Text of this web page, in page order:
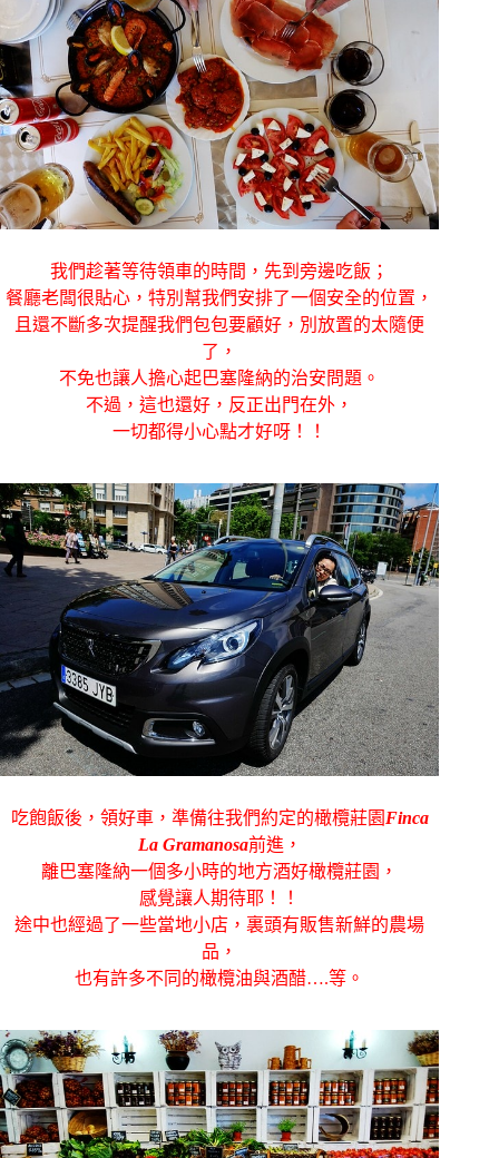
我們趁著等待領車的時間，先到旁邊吃飯；
餐廳老闆很貼心，特別幫我們安排了一個安全的位置，
且還不斷多次提醒我們包包要顧好，別放置的太隨便
了，
不免也讓人擔心起巴塞隆納的治安問題。
不過，這也還好，反正出門在外，
一切都得小心點才好呀！！
吃飽飯後，領好車，準備往我們約定的橄欖莊園 Finca
La Gramanosa前進，
離巴塞隆納一個多小時的地方酒好橄欖莊園，
感覺讓人期待耶！！
途中也經過了一些當地小店，裏頭有販售新鮮的農場
品，
也有許多不同的橄欖油與酒醋….等。